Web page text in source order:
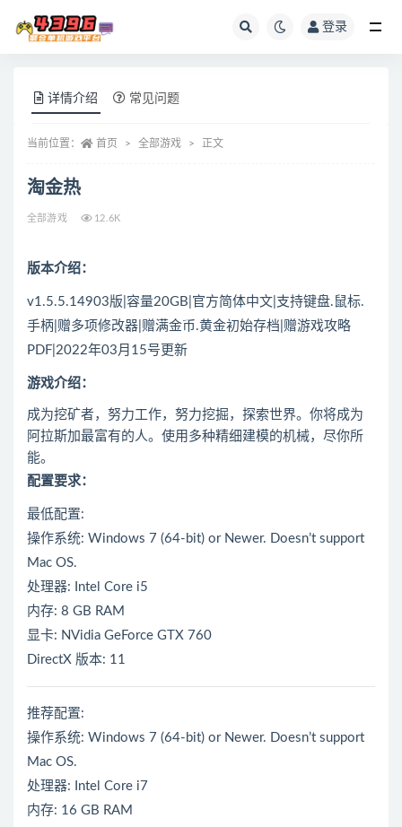
登录
详情介绍 常见问题
当前位置： 首页 全部游戏 正文
淘金热
全部游戏 12.6K
版本介绍：
v1.5.5.14903版|容量20GB|官方简体中文|支持键盘.鼠标.
手柄|赠多项修改器|赠满金币.黄金初始存档|赠游戏攻略
PDF|2022年03月15号更新
游戏介绍：
成为挖矿者，努力工作，努力挖掘，探索世界。你将成为
阿拉斯加最富有的人。使用多种精细建模的机械，尽你所
能。
配置要求：
最低配置:
操作系统: Windows 7 (64-bit) or Newer. Doesn’t support
Mac OS.
处理器: Intel Core i5
内存: 8 GB RAM
显卡: NVidia GeForce GTX 760
DirectX 版本: 11
推荐配置:
操作系统: Windows 7 (64-bit) or Newer. Doesn’t support
Mac OS.
处理器: Intel Core i7
内存: 16 GB RAM